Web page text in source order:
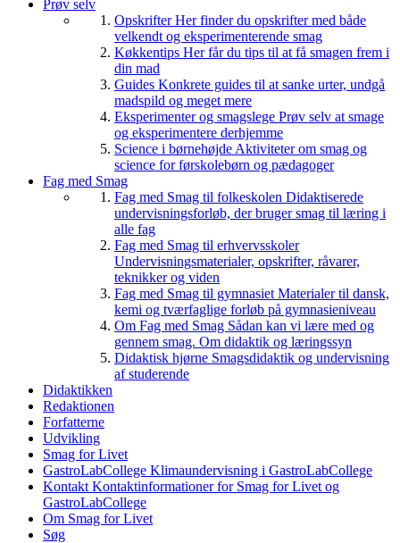
Prøv selv
OpskrifterHer finder du opskrifter med både
velkendt og eksperimenterende smag
Køkkentips Her får du tips til at få smagen frem i
din mad
Guides Konkrete guides til at sanke urter, undgå
madspild og meget mere
Eksperimenter og smagslege Prøv selv at smage
og eksperimentere derhjemme
Science i børnehøjde Aktiviteter om smag og
science for førskolebørn og pædagoger
Fag med Smag
Fag med Smag til folkeskolen Didaktiserede
undervisningsforløb, der bruger smag til læring i
alle fag
Fag med Smag til erhvervsskoler
Undervisningsmaterialer, opskrifter, råvarer,
teknikker og viden
Fag med Smag til gymnasiet Materialer til dansk,
kemi og tværfaglige forløb på gymnasieniveau
Om Fag med Smag Sådan kan vi lære med og
gennem smag. Om didaktik og læringssyn
Didaktisk hjørne Smagsdidaktik og undervisning
af studerende
Didaktikken
Redaktionen
Forfatterne
Udvikling
Smag for Livet
GastroLabCollege Klimaundervisning i GastroLabCollege
Kontakt Kontaktinformationer for Smag for Livet og
GastroLabCollege
Om Smag for Livet
Søg